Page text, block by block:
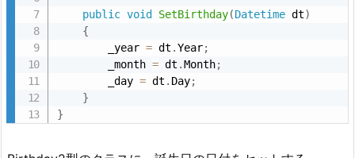
public void SetBirthday(Datetime dt)
{
        _year
= dt .Year;
        _month
= dt .Month;
        _day
= dt . Day;
}
}